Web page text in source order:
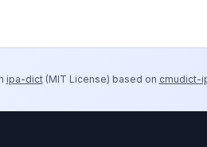
ipa-dict (MIT License) based on cmudict-